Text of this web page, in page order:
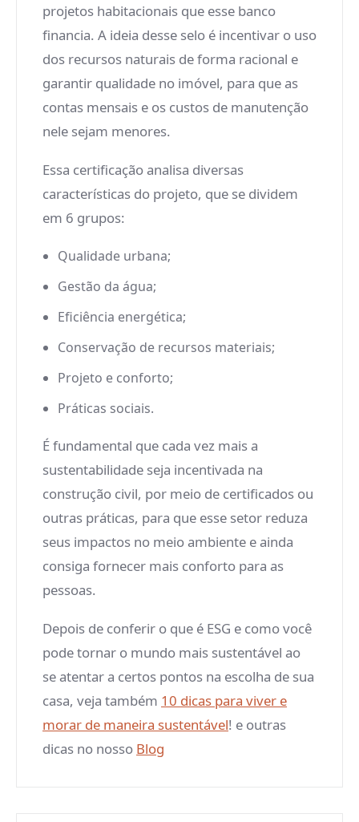
projetos habitacionais que esse banco
financia. A ideia desse selo é incentivar o uso
dos recursos naturais de forma racional e
garantir qualidade no imóvel, para que as
contas mensais e os custos de manutenção
nele sejam menores.
Essa certificação analisa diversas
características do projeto, que se dividem
em 6 grupos:
Qualidade urbana;
Gestão da água;
Eficiência energética;
Conservação de recursos materiais;
Projeto e conforto;
Práticas sociais.
É fundamental que cada vez mais a
sustentabilidade seja incentivada na
construção civil, por meio de certificados ou
outras práticas, para que esse setor reduza
seus impactos no meio ambiente e ainda
consiga fornecer mais conforto para as
pessoas.
Depois de conferir o que é ESG e como você
pode tornar o mundo mais sustentável ao
se atentar a certos pontos na escolha de sua
casa, veja também 10 dicas para viver e
morar de maneira sustentável! e outras
dicas no nosso Blog